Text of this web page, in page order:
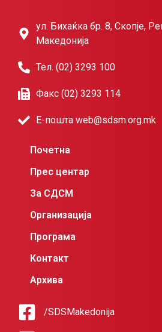
ул. Бихаќка бр. 8, Скопје,
Македонија
Тел. (02) 3293 100
Факс (02) 3293 114
Е-пошта web@sdsm.org.mk
Почетна
Прес центар
За СДСМ
Организација
Програма
Контакт
Архива
/SDSMakedonija